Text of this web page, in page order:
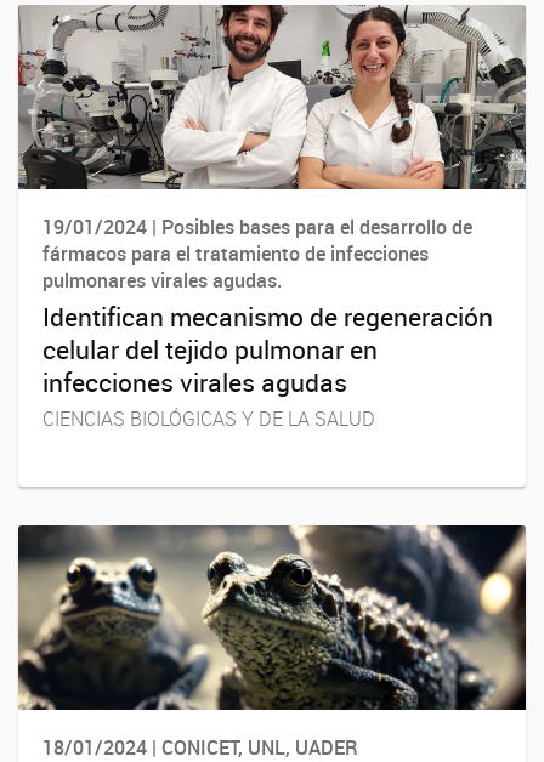
19/01/2024 | Posibles bases para el desarrollo de
fármacos para el tratamiento de infecciones
pulmonares virales agudas.
Identifican mecanismo de regeneración
celular del tejido pulmonar en
infecciones virales agudas
CIENCIAS BIOLÓGICAS Y DE LA SALUD
18/01/2024 | CONICET, UNL, UADER